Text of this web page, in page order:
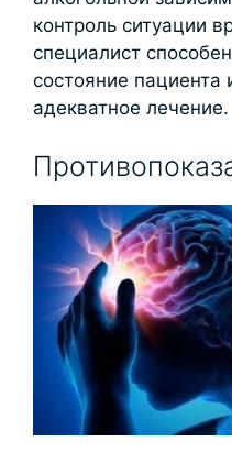
контроль ситуации
специалист
состояние пациента
адекватное лечение.